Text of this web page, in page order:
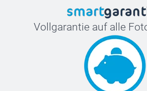
Vollgarantie auf alle